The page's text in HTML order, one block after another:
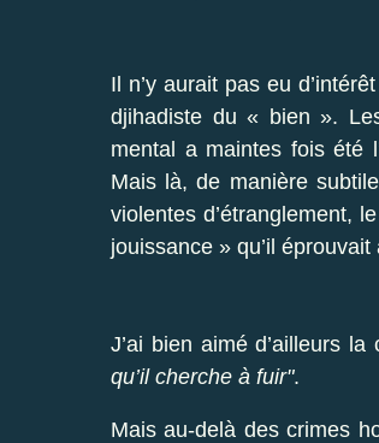
Il n’y aurait pas eu
djihadiste du « bien ».
mental a maintes fois été
Mais là, de manière
violentes d’étranglement,
jouissance » qu’il
J’ai bien aimé d’ailleurs
qu’il cherche à fuir".
Mais au-delà des crimes